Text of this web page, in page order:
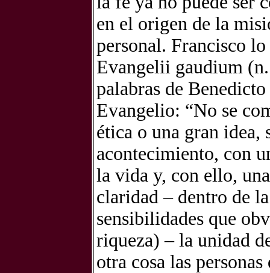
en el origen de la
personal. Francisco
Evangelii gaudium
palabras de
Evangelio: “No se
ética o una gran
acontecimiento, con
la vida y, con ello,
claridad – dentro de
sensibilidades que
riqueza) – la unidad
otra cosa las